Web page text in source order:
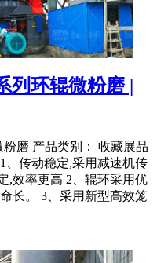
列环辊微粉磨 |
粉磨 产品类别： 收藏展品
、传动稳定,采用减速机传
,效率更高 2、辊环采用优
长。 3、采用新型高效笼